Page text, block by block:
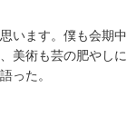
います。僕も会期中
美術も芸の肥やしに
った。